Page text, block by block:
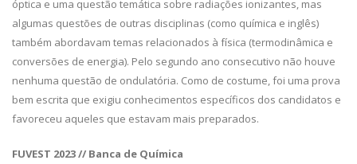
óptica e uma questão temática sobre radiações ionizantes, mas
algumas questões de outras disciplinas (como química e inglês)
também abordavam temas relacionados à física (termodinâmica e
conversões de energia). Pelo segundo ano consecutivo não houve
nenhuma questão de ondulatória. Como de costume, foi uma prova
bem escrita que exigiu conhecimentos específicos dos candidatos e
favoreceu aqueles que estavam mais preparados.
FUVEST 2023 // Banca de Química